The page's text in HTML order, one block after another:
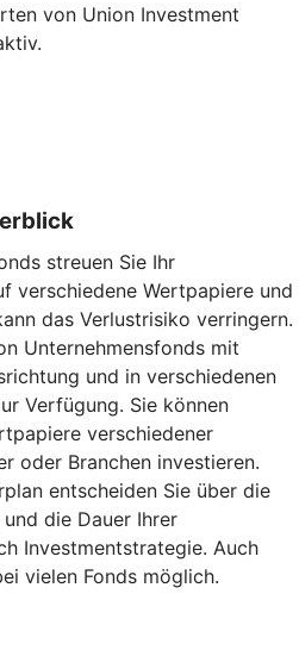
von Union Investment
streuen Sie Ihr
verschiedene Wertpapiere und
das Verlustrisiko verringern.
Unternehmensfonds mit
und in verschiedenen
Verfügung. Sie können
verschiedener
oder Branchen investieren.
entscheiden Sie über die
die Dauer Ihrer
Investmentstrategie. Auch
vielen Fonds möglich.